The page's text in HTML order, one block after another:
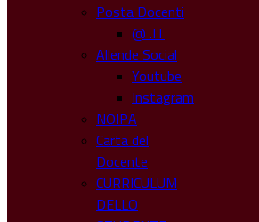
Posta Docenti
@ .IT
Allende Social
Youtube
Instagram
NOIPA
Carta del
Docente
CURRICULUM
DELLO